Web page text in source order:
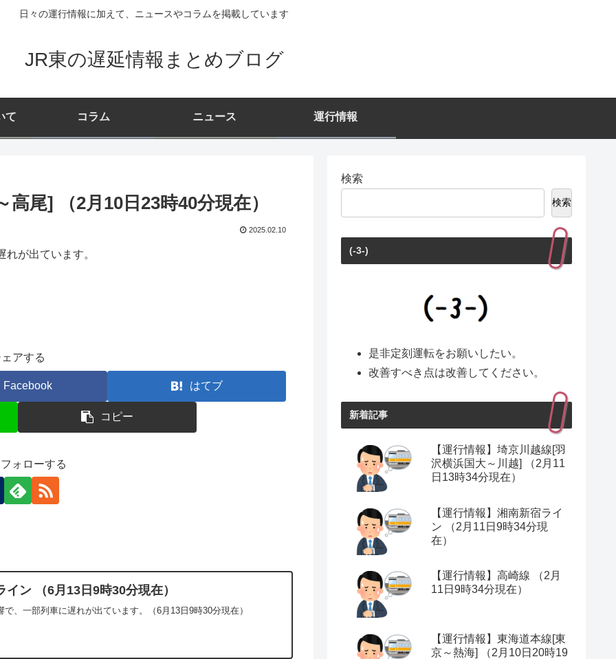
日々の運行情報に加えて、ニュースやコラムを掲載しています
JR東の遅延情報まとめブログ
て コラム ニュース 運行情報
高尾] （2月10日23時40分現在）
2025.02.10
が出ています。
ェアする
Facebook はてブ
コピー
ォローする
イン （6月13日9時30分現在）
、一部列車に遅れが出ています。（6月13日9時30分現在）
検索
検索
(-3-)
是非定刻運転をお願いしたい。
改善すべき点は改善してください。
新着記事
【運行情報】埼京川越線[羽
沢横浜国大～川越] （2月11
日13時34分現在）
【運行情報】湘南新宿ライ
ン （2月11日9時34分現
在）
【運行情報】高崎線 （2月
11日9時34分現在）
【運行情報】東海道本線[東
京～熱海] （2月10日20時19